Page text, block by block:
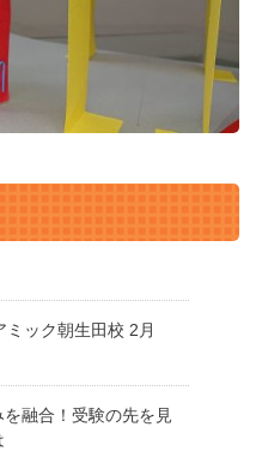
ック朝生田校 2月
融合！受験の先を見